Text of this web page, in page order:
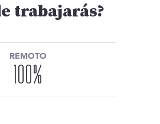
trabajarás?
REMOTO
100%